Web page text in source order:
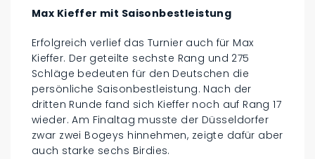
Max Kieffer mit Saisonbestleistung
Erfolgreich verlief das Turnier auch für Max
Kieffer. Der geteilte sechste Rang und 275
Schläge bedeuten für den Deutschen die
persönliche Saisonbestleistung. Nach der
dritten Runde fand sich Kieffer noch auf Rang 17
wieder. Am Finaltag musste der Düsseldorfer
zwar zwei Bogeys hinnehmen, zeigte dafür aber
auch starke sechs Birdies.